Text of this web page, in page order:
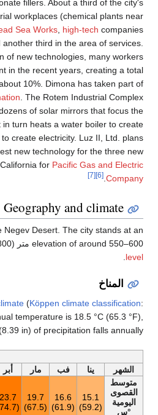
silica and calcium
population works in industrial
the Dead Sea like theDead
andtextileshops), and
Due to the introduction of
have been made redundant
unemployment rate of
Israel's solar
outside of the city has
sun's rays on a tower that in
steam, turning a turbine to
to use the solar array to test
solar plants to be built in
Dimona is located in the
above sea
Dimona has asemi-arid
BSh ). The average annual
and around 213 mm
ماي يون يول أغس سبت
28.2
(82.8)
30.9
(87.6)
31.9
(89.4)
32
(90)
30
(86)